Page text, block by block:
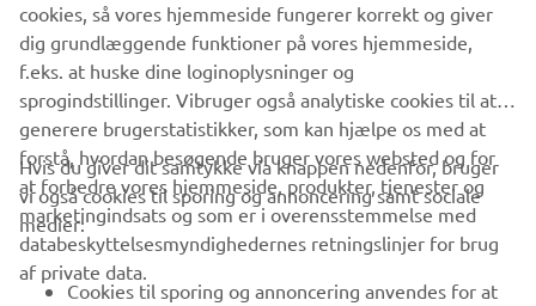
VIRKSOMHED
B2B
cookies, så vores hjemmeside fungerer korrekt og giver
dig grundlæggende funktioner på vores hjemmeside,
f.eks. at huske dine loginoplysninger og
sprogindstillinger. Vibruger også analytiske cookies til at
generere brugerstatistikker, som kan hjælpe os med at
forstå, hvordan besøgende bruger vores websted og for
at forbedre vores hjemmeside, produkter, tjenester og
marketingindsats og som er i overensstemmelse med
databeskyttelsesmyndighedernes retningslinjer for brug
af private data.
Hvis du giver dit samtykke via knappen nedenfor, bruger
vi også cookies til sporing og annoncering samt sociale
medier:
Cookies til sporing og annoncering anvendes for at